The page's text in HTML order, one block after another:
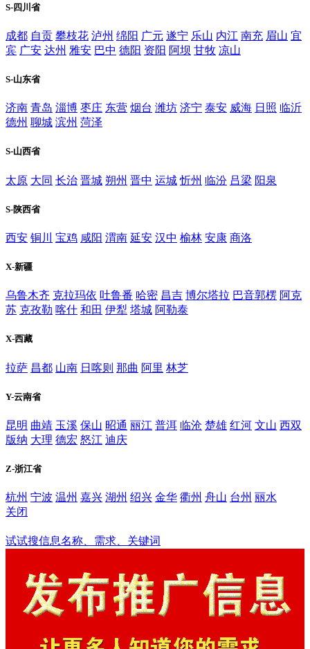
S-四川省
成都 自贡 攀枝花 泸州 绵阳 广元 遂宁 乐山 内江 南充 眉山 宜
宾 广安 达州 雅安 巴中 德阳 资阳 阿坝 甘牧 凉山
S-山东省
济南 青岛 淄博 枣庄 东营 烟台 潍坊 济宁 泰安 威海 日照 临沂
德州 聊城 滨州 菏泽
S-山西省
太原 大同 长治 晋城 朔州 晋中 运城 忻州 临汾 吕梁 阳泉
S-陕西省
西安 铜川 宝鸡 咸阳 渭南 延安 汉中 榆林 安康 商洛
X-新疆
乌鲁木齐 克拉玛依 吐鲁番 哈密 昌吉 博尔塔拉 巴音郭楞 阿克
苏 克孜勒 喀什 和田 伊犁 塔城 阿勒泰
X-西藏
拉萨 昌都 山南 日喀则 那曲 阿里 林芝
Y-云南省
昆明 曲靖 玉溪 保山 昭通 丽江 普洱 临沧 楚雄 红河 文山 西双
版纳 大理 德宏 怒江 迪庆
Z-浙江省
杭州 宁波 温州 嘉兴 湖州 绍兴 金华 衢州 舟山 台州 丽水
关闭
试试搜信息名称、需求、关键词